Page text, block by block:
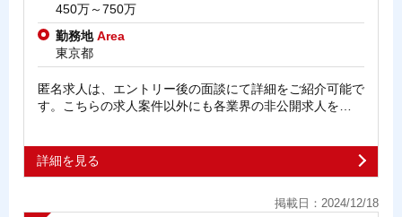
450万～750万
勤務地Area
東京都
匿名求人は、エントリー後の面談にて詳細をご紹介可能で
す。こちらの求人案件以外にも各業界の非公開求人を…
詳細を見る
掲載日：2024/12/18